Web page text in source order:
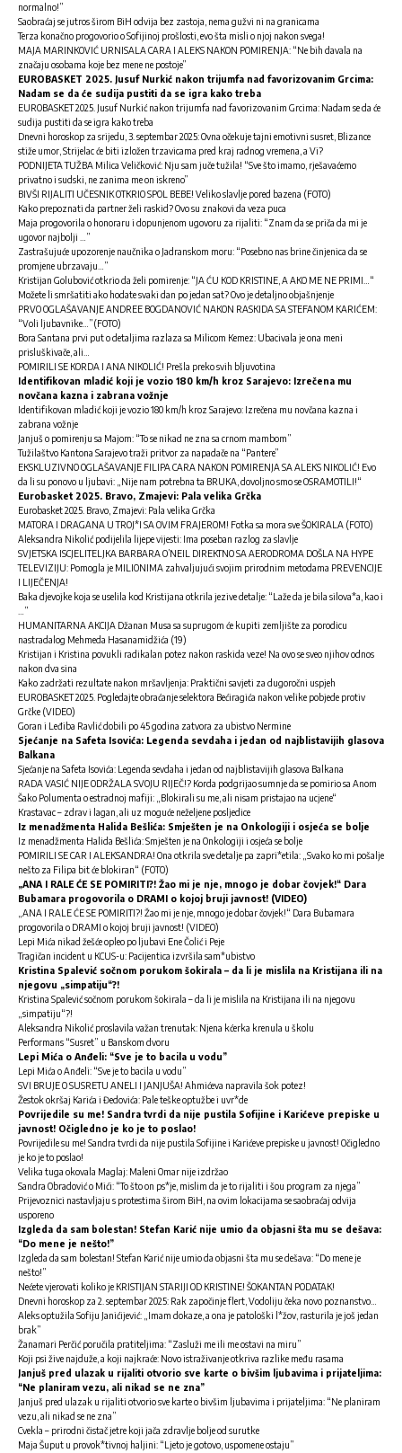
normalno!”
Saobraćaj se jutros širom BiH odvija bez zastoja, nema gužvi ni na granicama
Terza konačno progovorio o Sofijinoj prošlosti, evo šta misli o njoj nakon svega!
MAJA MARINKOVIĆ URNISALA CARA I ALEKS NAKON POMIRENJA: “Ne bih davala na
značaju osobama koje bez mene ne postoje”
EUROBASKET 2025. Jusuf Nurkić nakon trijumfa nad favorizovanim Grcima:
Nadam se da će sudija pustiti da se igra kako treba
EUROBASKET 2025. Jusuf Nurkić nakon trijumfa nad favorizovanim Grcima: Nadam se da će
sudija pustiti da se igra kako treba
Dnevni horoskop za srijedu, 3. septembar 2025: Ovna očekuje tajni emotivni susret, Blizance
stiže umor, Strijelac će biti izložen trzavicama pred kraj radnog vremena, a Vi?
PODNIJETA TUŽBA Milica Veličković: Nju sam juče tužila! “Sve što imamo, rješavaćemo
privatno i sudski, ne zanima me on iskreno”
BIVŠI RIJALITI UČESNIK OTKRIO SPOL BEBE! Veliko slavlje pored bazena (FOTO)
Kako prepoznati da partner želi raskid? Ovo su znakovi da veza puca
Maja progovorila o honoraru i dopunjenom ugovoru za rijaliti: “Znam da se priča da mi je
ugovor najbolji …”
Zastrašujuće upozorenje naučnika o Jadranskom moru: “Posebno nas brine činjenica da se
promjene ubrzavaju…”
Kristijan Golubović otkrio da želi pomirenje: “JA ĆU KOD KRISTINE, A AKO ME NE PRIMI…“
Možete li smršatiti ako hodate svaki dan po jedan sat? Ovo je detaljno objašnjenje
PRVO OGLAŠAVANJE ANDREE BOGDANOVIĆ NAKON RASKIDA SA STEFANOM KARIĆEM:
“Voli ljubavnike…”(FOTO)
Bora Santana prvi put o detaljima razlaza sa Milicom Kemez: Ubacivala je ona meni
prisluškivače, ali…
POMIRILI SE KORDA I ANA NIKOLIĆ! Prešla preko svih bljuvotina
Identifikovan mladić koji je vozio 180 km/h kroz Sarajevo: Izrečena mu
novčana kazna i zabrana vožnje
Identifikovan mladić koji je vozio 180 km/h kroz Sarajevo: Izrečena mu novčana kazna i
zabrana vožnje
Janjuš o pomirenju sa Majom: “To se nikad ne zna sa crnom mambom”
Tužilaštvo Kantona Sarajevo traži pritvor za napadače na “Pantere”
EKSKLUZIVNO OGLAŠAVANJE FILIPA CARA NAKON POMIRENJA SA ALEKS NIKOLIĆ! Evo
da li su ponovo u ljubavi: „Nije nam potrebna ta BRUKA, dovoljno smo se OSRAMOTILI!“
Eurobasket 2025. Bravo, Zmajevi: Pala velika Grčka
Eurobasket 2025. Bravo, Zmajevi: Pala velika Grčka
MATORA I DRAGANA U TROJ*I SA OVIM FRAJEROM! Fotka sa mora sve ŠOKIRALA (FOTO)
Aleksandra Nikolić podijelila lijepe vijesti: Ima poseban razlog za slavlje
SVJETSKA ISCJELITELJKA BARBARA O’NEIL DIREKTNO SA AERODROMA DOŠLA NA HYPE
TELEVIZIJU: Pomogla je MILIONIMA zahvaljujući svojim prirodnim metodama PREVENCIJE
I LIJEČENJA!
Baka djevojke koja se uselila kod Kristijana otkrila jezive detalje: “Laže da je bila silova*a, kao i
…”
HUMANITARNA AKCIJA Džanan Musa sa suprugom će kupiti zemljište za porodicu
nastradalog Mehmeda Hasanamidžića (19)
Kristijan i Kristina povukli radikalan potez nakon raskida veze! Na ovo se sveo njihov odnos
nakon dva sina
Kako zadržati rezultate nakon mršavljenja: Praktični savjeti za dugoročni uspjeh
EUROBASKET 2025. Pogledajte obraćanje selektora Bećiragića nakon velike pobjede protiv
Grčke (VIDEO)
Goran i Leđiba Ravlić dobili po 45 godina zatvora za ubistvo Nermine
Sjećanje na Safeta Isovića: Legenda sevdaha i jedan od najblistavijih glasova
Balkana
Sjećanje na Safeta Isovića: Legenda sevdaha i jedan od najblistavijih glasova Balkana
RADA VASIĆ NIJE ODRŽALA SVOJU RIJEČ!? Korda podgrijao sumnje da se pomirio sa Anom
Šako Polumenta o estradnoj mafiji: „Blokirali su me, ali nisam pristajao na ucjene“
Krastavac – zdrav i lagan, ali uz moguće neželjene posljedice
Iz menadžmenta Halida Bešlića: Smješten je na Onkologiji i osjeća se bolje
Iz menadžmenta Halida Bešlića: Smješten je na Onkologiji i osjeća se bolje
POMIRILI SE CAR I ALEKSANDRA! Ona otkrila sve detalje pa zapri*etila: „Svako ko mi pošalje
nešto za Filipa bit će blokiran“ (FOTO)
„ANA I RALE ĆE SE POMIRITI?! Žao mi je nje, mnogo je dobar čovjek!“ Dara
Bubamara progovorila o DRAMI o kojoj bruji javnost! (VIDEO)
„ANA I RALE ĆE SE POMIRITI?! Žao mi je nje, mnogo je dobar čovjek!“ Dara Bubamara
progovorila o DRAMI o kojoj bruji javnost! (VIDEO)
Lepi Mića nikad žešće opleo po ljubavi Ene Čolić i Peje
Tragičan incident u KCUS-u: Pacijentica izvršila sam*ubistvo
Kristina Spalević sočnom porukom šokirala – da li je mislila na Kristijana ili na
njegovu „simpatiju“?!
Kristina Spalević sočnom porukom šokirala – da li je mislila na Kristijana ili na njegovu
„simpatiju“?!
Aleksandra Nikolić proslavila važan trenutak: Njena kćerka krenula u školu
Performans “Susret” u Banskom dvoru
Lepi Mića o Anđeli: “Sve je to bacila u vodu”
Lepi Mića o Anđeli: “Sve je to bacila u vodu”
SVI BRUJE O SUSRETU ANELI I JANJUŠA! Ahmićeva napravila šok potez!
Žestok okršaj Karića i Đedovića: Pale teške optužbe i uvr*de
Povrijedile su me! Sandra tvrdi da nije pustila Sofijine i Karićeve prepiske u
javnost! Očigledno je ko je to poslao!
Povrijedile su me! Sandra tvrdi da nije pustila Sofijine i Karićeve prepiske u javnost! Očigledno
je ko je to poslao!
Velika tuga okovala Maglaj: Maleni Omar nije izdržao
Sandra Obradović o Mići: “To što on ps*je, mislim da je to rijaliti i šou program za njega”
Prijevoznici nastavljaju s protestima širom BiH, na ovim lokacijama se saobraćaj odvija
usporeno
Izgleda da sam bolestan! Stefan Karić nije umio da objasni šta mu se dešava:
“Do mene je nešto!”
Izgleda da sam bolestan! Stefan Karić nije umio da objasni šta mu se dešava: “Do mene je
nešto!”
Nećete vjerovati koliko je KRISTIJAN STARIJI OD KRISTINE! ŠOKANTAN PODATAK!
Dnevni horoskop za 2. septembar 2025: Rak započinje flert, Vodoliju čeka novo poznanstvo…
Aleks optužila Sofiju Janićijević: „Imam dokaze, a ona je patološki l*žov, rasturila je još jedan
brak”
Žanamari Perčić poručila pratiteljima: “Zasluži me ili me ostavi na miru”
Koji psi žive najduže, a koji najkraće: Novo istraživanje otkriva razlike među rasama
Janjuš pred ulazak u rijaliti otvorio sve karte o bivšim ljubavima i prijateljima:
“Ne planiram vezu, ali nikad se ne zna”
Janjuš pred ulazak u rijaliti otvorio sve karte o bivšim ljubavima i prijateljima: “Ne planiram
vezu, ali nikad se ne zna”
Cvekla – prirodni čistač jetre koji jača zdravlje bolje od surutke
Maja Šuput u provok*tivnoj haljini: “Ljeto je gotovo, uspomene ostaju”